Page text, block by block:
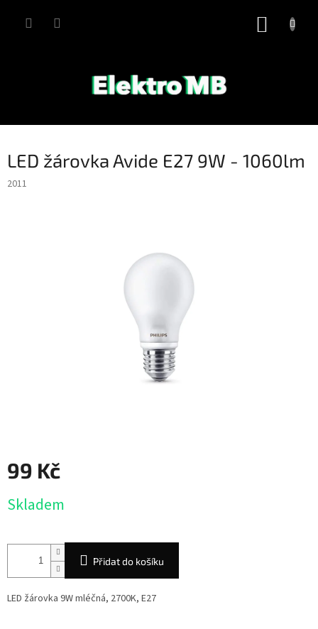
LED žárovka Avide E27 9W - 1060lm
2011
99 Kč
cena:
Skladem
Přidat do košíku
LED žárovka 9W mléčná, 2700K, E27